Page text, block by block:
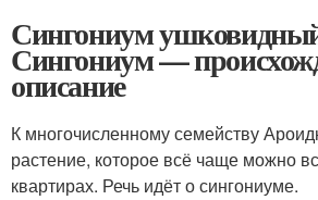
Сингониум
Сингониум —
описание
К многочисленному семейству
растение, которое всё чаще можно
квартирах. Речь идёт о сингониуме.